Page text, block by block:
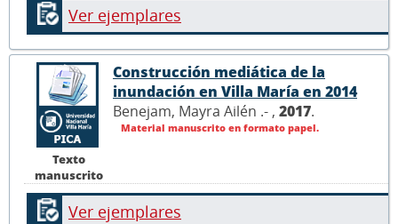
Ver ejemplares
Texto
manuscrito
Construcción mediática de la
inundación en Villa María en 2014
Benejam, Mayra Ailén .- , 2017.
Material manuscrito en formato papel.
Ver ejemplares